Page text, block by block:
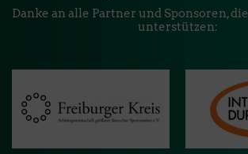
Danke an alle Partner und Sponsoren,
unterstützen: